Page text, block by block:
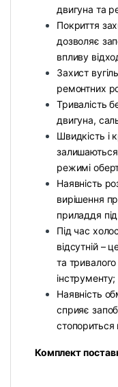
двигуна та
Покриття
дозволяє
впливу
Захист
ремонтних
Тривалість
двигуна,
Швидкість і
режимі
Наявність
вирішення
приладдя
Під час
відсутній –
та тривалого
інструменту;
Наявність
сприяє
стопориться
Комплект